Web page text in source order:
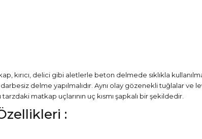
kırıcı, delici gibi aletlerle beton delmede sıklıkla
delme yapılmalıdır. Aynı olay gözenekli tuğlalar
matkap uçlarının uç kısmı şapkalı bir şekildedir.
: